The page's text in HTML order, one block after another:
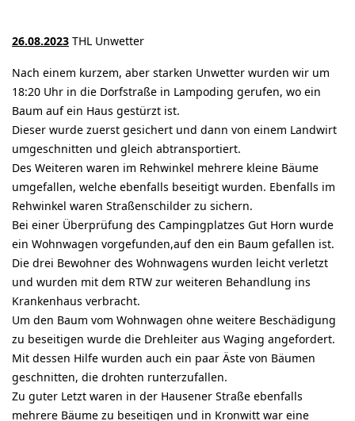
26.08.2023 THL Unwetter
Nach einem kurzem, aber starken Unwetter wurden wir um
18:20 Uhr in die Dorfstraße in Lampoding gerufen, wo ein
Baum auf ein Haus gestürzt ist.
Dieser wurde zuerst gesichert und dann von einem Landwirt
umgeschnitten und gleich abtransportiert.
Des Weiteren waren im Rehwinkel mehrere kleine Bäume
umgefallen, welche ebenfalls beseitigt wurden. Ebenfalls im
Rehwinkel waren Straßenschilder zu sichern.
Bei einer Überprüfung des Campingplatzes Gut Horn wurde
ein Wohnwagen vorgefunden,auf den ein Baum gefallen ist.
Die drei Bewohner des Wohnwagens wurden leicht verletzt
und wurden mit dem RTW zur weiteren Behandlung ins
Krankenhaus verbracht.
Um den Baum vom Wohnwagen ohne weitere Beschädigung
zu beseitigen wurde die Drehleiter aus Waging angefordert.
Mit dessen Hilfe wurden auch ein paar Äste von Bäumen
geschnitten, die drohten runterzufallen.
Zu guter Letzt waren in der Hausener Straße ebenfalls
mehrere Bäume zu beseitigen und in Kronwitt war eine